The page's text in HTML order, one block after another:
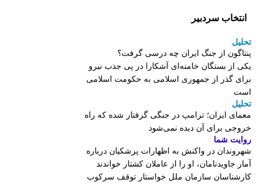
انتخاب سردبیر
تحلیل
پنتاگون از جنگ ایران چه درسی گرفت؟
یکی از بستگان خامنه‌ای آشکارا در پی جذب نیرو
برای گذر از جمهوری اسلامی به حکومت اسلامی
است
تحلیل
معمای ایران؛ ترامپ در جنگی گرفتار شده که راه
خروجی برای آن دیده نمی‌شود
روایت شما
شهروندان در واکنش به اظهارات پزشکیان درباره
آمار جاویدنامان، او را از عاملان کشتار خواندند
کارشناسان سازمان ملل خواستار توقف سرکوب